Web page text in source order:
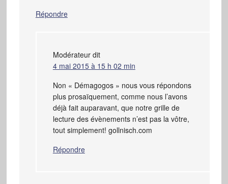
Répondre
Modérateur dit
4 mai 2015 à 15 h 02 min
Non « Démagogos » nous vous répondons
plus prosaïquement, comme nous l’avons
déjà fait auparavant, que notre grille de
lecture des évènements n’est pas la vôtre,
tout simplement! gollnisch.com
Répondre